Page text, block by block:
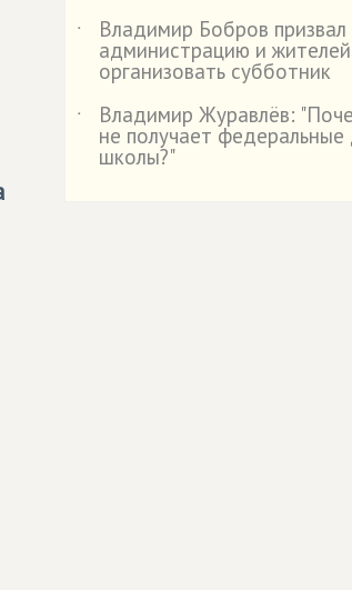
˙
Владимир Бобров призвал
администрацию и
организовать субботник
˙
Владимир Журавлёв:
не получает федеральные
школы?"